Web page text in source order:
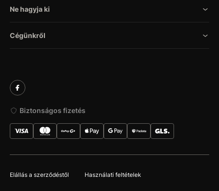
Ne hagyja ki
Cégünkről
Biztonságos fizetés
Elállás a szerződéstől Használati feltételek